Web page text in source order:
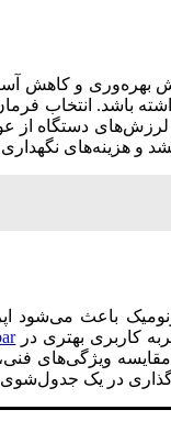
بهره‌وری و کاهش
انتخاب
لرزش‌های دستگاه
و هزینه‌های
باعث می‌شود
کاربری بهتری در
ویژگی‌های فنی،
در یک